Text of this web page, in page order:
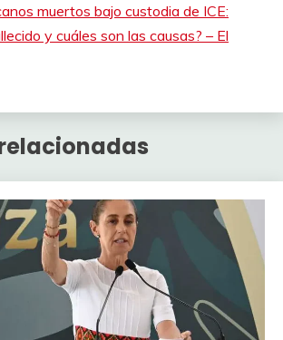
muertos bajo custodia de ICE:
y cuáles son las causas? – El